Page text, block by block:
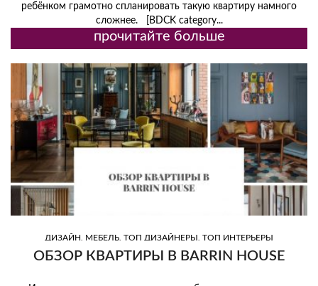
ребёнком грамотно спланировать такую квартиру намного
сложнее. [BDCK category...
прочитайте больше
ДИЗАЙН, МЕБЕЛЬ, ТОП ДИЗАЙНЕРЫ , ТОП ИНТЕРЬЕРЫ
ОБЗОР КВАРТИРЫ В BARRIN HOUSE